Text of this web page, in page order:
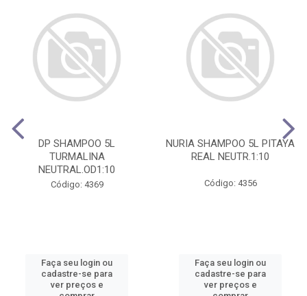
DP SHAMPOO 5L
TURMALINA
NEUTRAL.OD1:10
Código: 4369
Faça seu login ou
cadastre-se para
ver preços e
NURIA SHAMPOO 5L PITAYA
REAL NEUTR.1:10
Código: 4356
Faça seu login ou
cadastre-se para
ver preços e